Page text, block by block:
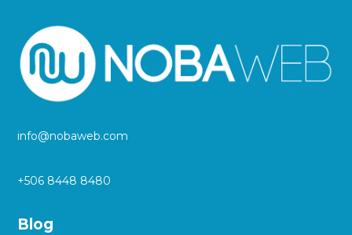
info@nobaweb.com
+506 8448 8480
Blog